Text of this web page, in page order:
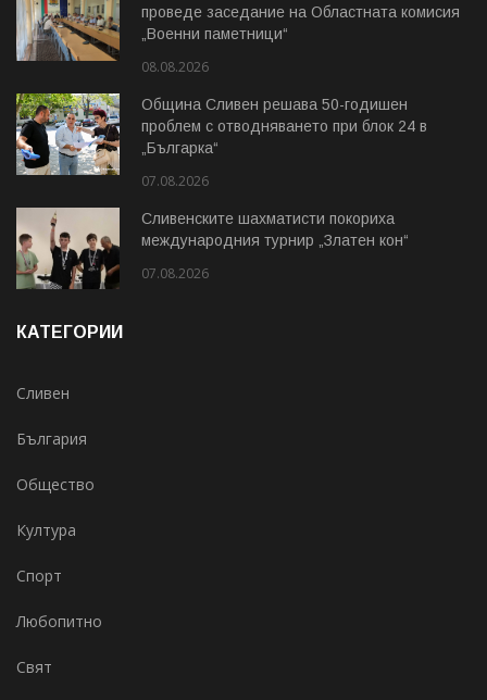
проведе заседание на Областната комисия
„Военни паметници“
08.08.2026
Община Сливен решава 50-годишен
проблем с отводняването при блок 24 в
„Българка“
07.08.2026
Сливенските шахматисти покориха
международния турнир „Златен кон“
07.08.2026
КАТЕГОРИИ
Сливен
България
Общество
Култура
Спорт
Любопитно
Свят